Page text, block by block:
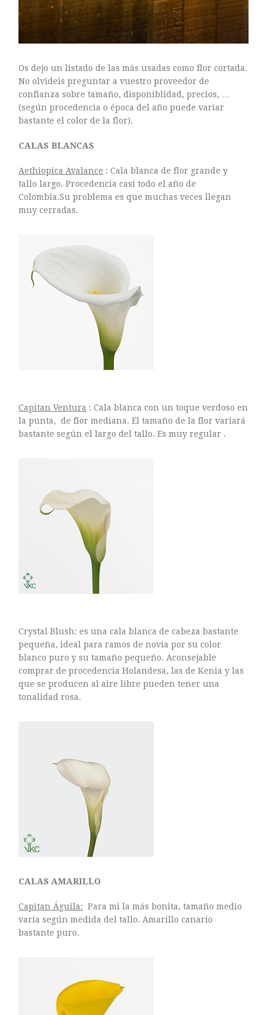
Os dejo un listado de las más usadas como flor cortada.
No olvideis preguntar a vuestro proveedor de
confianza sobre tamaño, disponiblidad, precios, …
(según procedencia o época del año puede variar
bastante el color de la flor).
CALAS BLANCAS
Aethiopica Avalance : Cala blanca de flor grande y
tallo largo. Procedencia casi todo el año de
Colombia.Su problema es que muchas veces llegan
muy cerradas.
Capitan Ventura : Cala blanca con un toque verdoso en
la punta, de flor mediana. El tamaño de la flor variará
bastante según el largo del tallo. Es muy regular .
Crystal Blush: es una cala blanca de cabeza bastante
pequeña, ideal para ramos de novia por su color
blanco puro y su tamaño pequeño. Aconsejable
comprar de procedencia Holandesa, las de Kenia y las
que se producen al aire libre pueden tener una
tonalidad rosa.
CALAS AMARILLO
Capitan Águila: Para mi la más bonita, tamaño medio
varía según medida del tallo. Amarillo canario
bastante puro.